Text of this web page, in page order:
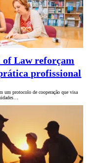
of Law reforçam
profissional
um protocolo de cooperação que visa